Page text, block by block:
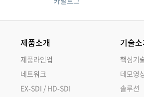
제품소개
제품라인업
네트워크
EX-SDI / HD-SDI
기술
핵심기
데모영
솔루션